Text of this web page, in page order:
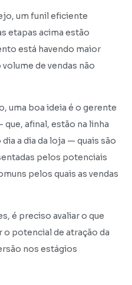
um funil eficiente
etapas acima estão
está havendo maior
de vendas não
uma boa ideia é o gerente
afinal, estão na linha
a dia da loja — quais são
pelos potenciais
pelos quais as vendas
é preciso avaliar o que
potencial de atração da
nos estágios